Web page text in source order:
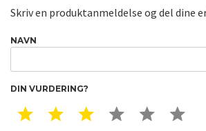
Skriv en produktanmeldelse og del dine
NAVN
DIN VURDERING?
1 STAR2 STAR3 STAR4 STAR5 STAR